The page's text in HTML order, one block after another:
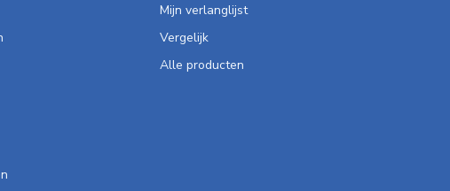
Mijn verlanglijst
Vergelijk
Alle producten